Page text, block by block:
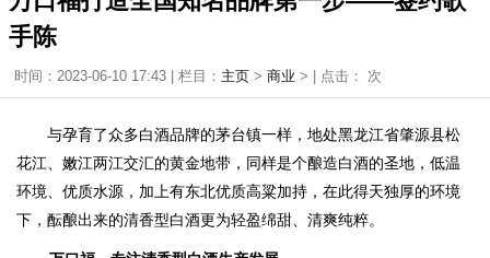
手陈
时间：2023-06-10 17:43 | 栏目： 主页 > 商业 > | 点击： 次
与孕育了众多白酒品牌的茅台镇一样，地处黑龙江省肇源县松
花江、嫩江两江交汇的黄金地带，同样是个酿造白酒的圣地，低温
环境、优质水源，加上有东北优质高粱加持，在此得天独厚的环境
下，酝酿出来的清香型白酒更为轻盈绵甜、清爽纯粹。